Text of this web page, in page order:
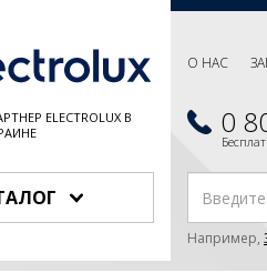
ELECTROLUX В
О НАС
0
Например,